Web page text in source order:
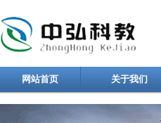
网站首页 关于我们